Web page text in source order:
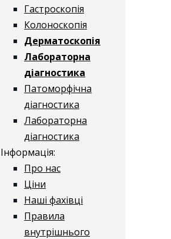
Гастроскопія
Колоноскопія
Дерматоскопія
Лабораторна
діагностика
Патоморфічна
діагностика
Лабораторна
діагностика
Інформація:
Про нас
Ціни
Наші фахівці
Правила
внутрішнього